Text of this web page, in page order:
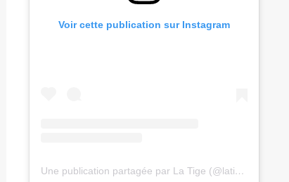
Voir cette publication sur Instagram
Une publication partagée par La Tige (@latige.fr)